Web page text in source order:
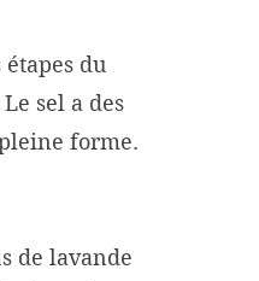
du
sel a des
forme.
de lavande